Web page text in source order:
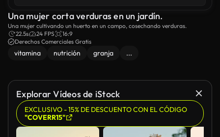
Una mujer corta verduras en un jardín.
Una mujer cultivando un huerto en un campo, cosechando verduras.
22.5s
24 FPS
16:9
Derechos Comerciales Gratis
vitamina nutrición granja ...
Explorar Vídeos de iStock
EXCLUSIVO - 15% DE DESCUENTO CON EL CÓDIGO
"COVERR15"